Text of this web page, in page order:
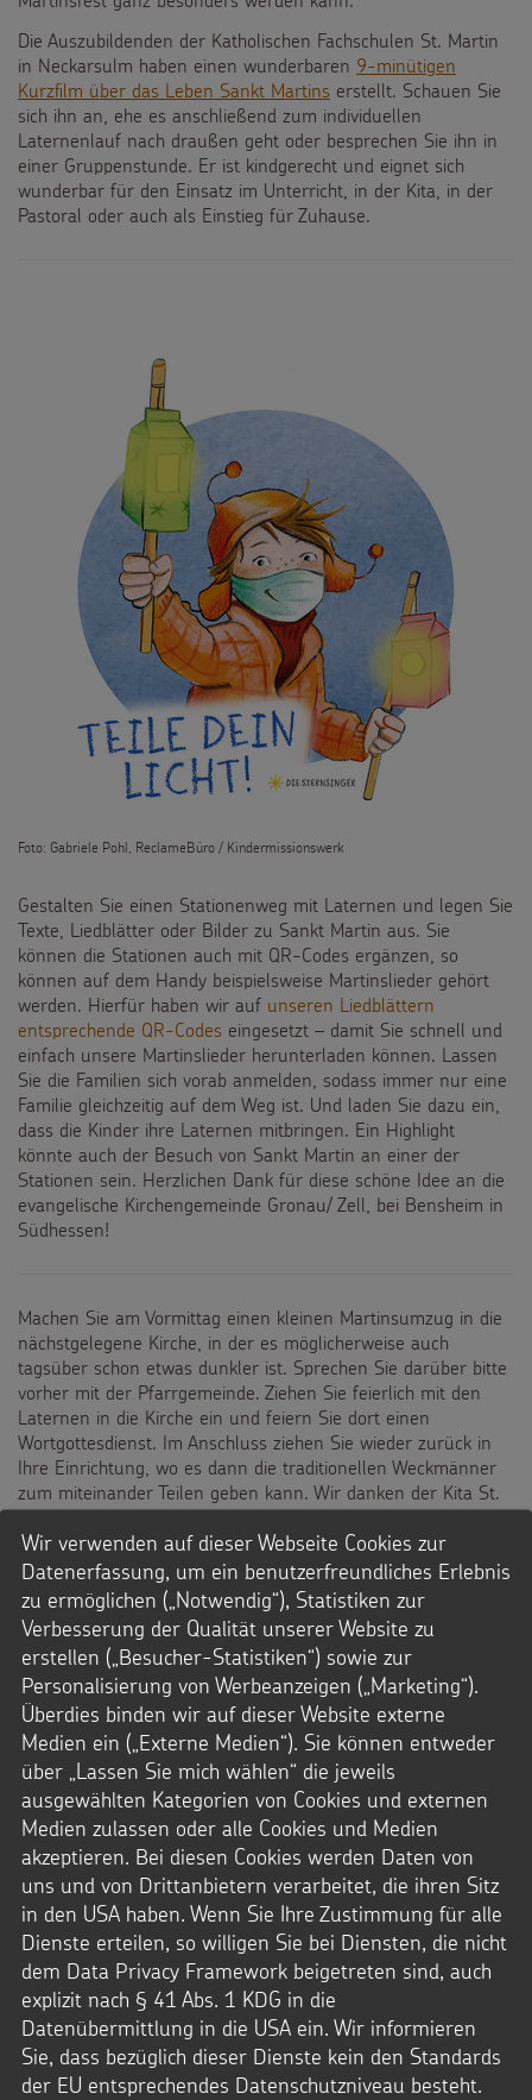
Die Auszubildenden der Katholischen Fachschulen St. Martin
in Neckarsulm haben einen wunderbaren 9-minütigen
Kurzfilm über das Leben Sankt Martins erstellt. Schauen Sie
sich ihn an, ehe es anschließend zum individuellen
Laternenlauf nach draußen geht oder besprechen Sie ihn in
einer Gruppenstunde. Er ist kindgerecht und eignet sich
wunderbar für den Einsatz im Unterricht, in der Kita, in der
Pastoral oder auch als Einstieg für Zuhause.
Foto: Gabriele Pohl, ReclameBüro / Kindermissionswerk
Gestalten Sie einen Stationenweg mit Laternen und legen Sie
Texte, Liedblätter oder Bilder zu Sankt Martin aus. Sie
können die Stationen auch mit QR-Codes ergänzen, so
können auf dem Handy beispielsweise Martinslieder gehört
werden. Hierfür haben wir auf unseren Liedblättern
entsprechende QR-Codes eingesetzt – damit Sie schnell und
einfach unsere Martinslieder herunterladen können. Lassen
Sie die Familien sich vorab anmelden, sodass immer nur eine
Familie gleichzeitig auf dem Weg ist. Und laden Sie dazu ein,
dass die Kinder ihre Laternen mitbringen. Ein Highlight
könnte auch der Besuch von Sankt Martin an einer der
Stationen sein. Herzlichen Dank für diese schöne Idee an die
evangelische Kirchengemeinde Gronau/ Zell, bei Bensheim in
Südhessen!
Machen Sie am Vormittag einen kleinen Martinsumzug in die
nächstgelegene Kirche, in der es möglicherweise auch
tagsüber schon etwas dunkler ist. Sprechen Sie darüber bitte
vorher mit der Pfarrgemeinde. Ziehen Sie feierlich mit den
Laternen in die Kirche ein und feiern Sie dort einen
Wortgottesdienst. Im Anschluss ziehen Sie wieder zurück in
Ihre Einrichtung, wo es dann die traditionellen Weckmänner
zum miteinander Teilen geben kann. Wir danken der Kita St.
Clemens in Krefeld für diese tolle Idee!
Laden Sie die Kinder am späten Nachmittag ein, in der Kita
vorbeizukommen. Singen Sie im Freien mit ausreichend
Abstand und erzählen Sie die Martinsgeschichte. Vielleicht
kann auch ein Erwachsener im Gewand von Sankt Martin
dazukommen und seine Geschichte erzählen. Diese tolle Idee
haben wir vom Familienzentrum Kita Maria Goretti in
Nideggen – vielen Dank!
Wenn Sie eine Feuerstelle im Garten Ihrer Einrichtung haben,
machen Sie dort ein Martinsfeuer und feiern Sie
gruppenweise mit den Kindern Sankt Martin. Vielleicht haben
Sie genügend Platz und können einen kleinen Martinsumzug
sogar auf dem Außengelände Ihrer Einrichtung machen.
Vielen Dank an das Familienzentrum an der Rur / Kita St.
Rochus in Düren!
Einen schöne Idee, wie Sie im Familien- und Freundeskreis
Wir verwenden auf dieser Webseite Cookies zur
Datenerfassung, um ein benutzerfreundliches Erlebnis
zu ermöglichen („Notwendig“), Statistiken zur
Verbesserung der Qualität unserer Website zu
erstellen („Besucher-Statistiken“) sowie zur
Personalisierung von Werbeanzeigen („Marketing“).
Überdies binden wir auf dieser Website externe
Medien ein („Externe Medien“). Sie können entweder
über „Lassen Sie mich wählen“ die jeweils
ausgewählten Kategorien von Cookies und externen
Medien zulassen oder alle Cookies und Medien
akzeptieren. Bei diesen Cookies werden Daten von
uns und von Drittanbietern verarbeitet, die ihren Sitz
in den USA haben. Wenn Sie Ihre Zustimmung für alle
Dienste erteilen, so willigen Sie bei Diensten, die nicht
dem Data Privacy Framework beigetreten sind, auch
explizit nach § 41 Abs. 1 KDG in die
Datenübermittlung in die USA ein. Wir informieren
Sie, dass bezüglich dieser Dienste kein den Standards
der EU entsprechendes Datenschutzniveau besteht.